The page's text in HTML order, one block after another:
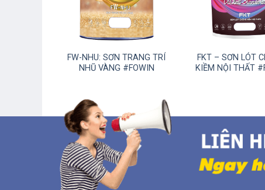
FW-NHU: SƠN TRANG TRÍ
NHŨ VÀNG #FOWIN
FKT – SƠN LÓT
KIỀM NỘI THẤT